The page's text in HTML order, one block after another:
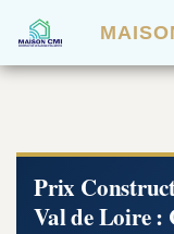
Prix
Val de Loire :